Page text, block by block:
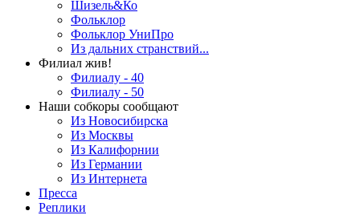
Шизель&Ко
Фольклор
Фольклор УниПро
Из дальних странствий...
Филиал жив!
Филиалу - 40
Филиалу - 50
Наши собкоры сообщают
Из Новосибирска
Из Москвы
Из Калифорнии
Из Германии
Из Интернета
Пресса
Реплики